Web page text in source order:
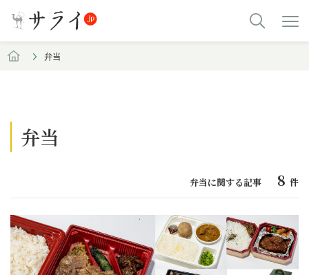
弁当
弁当
弁当に関する記事 8 件